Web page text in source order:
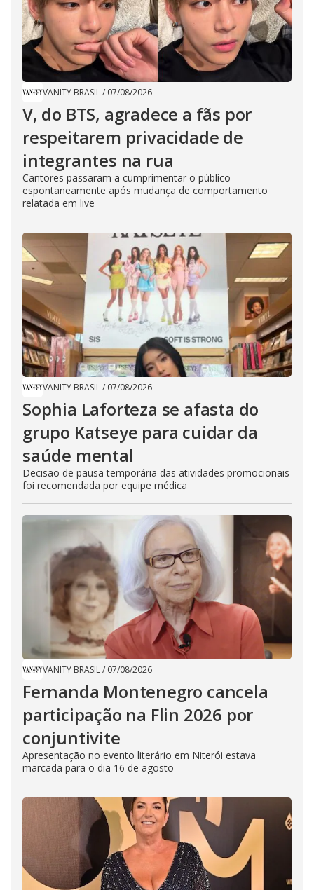
VANITY BRASIL/ 07/08/2026
V, do BTS, agradece a fãs por
respeitarem privacidade de
integrantes na rua
Cantores passaram a cumprimentar o público
espontaneamente após mudança de comportamento
relatada em live
VANITY BRASIL/ 07/08/2026
Sophia Laforteza se afasta do
grupo Katseye para cuidar da
saúde mental
Decisão de pausa temporária das atividades promocionais
foi recomendada por equipe médica
VANITY BRASIL/ 07/08/2026
Fernanda Montenegro cancela
participação na Flin 2026 por
conjuntivite
Apresentação no evento literário em Niterói estava
marcada para o dia 16 de agosto